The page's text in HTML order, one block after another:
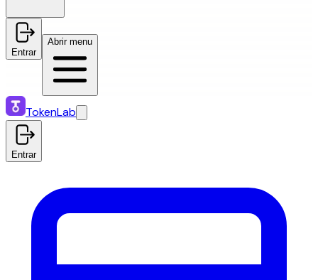
Entrar
Abrir menu
TokenLab
Entrar